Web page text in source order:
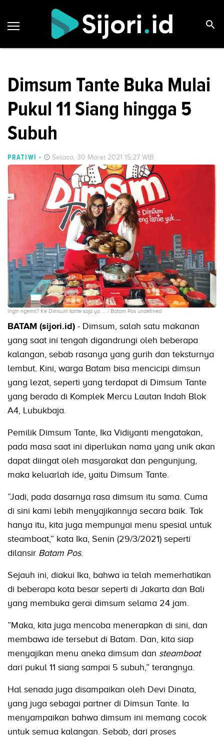
Dimsum Tante Buka Mulai
Pukul 11 Siang hingga 5
Subuh
PRATIWI - Selasa, 30 Maret 2021 15:27 WIB
Ingin ngemil? Ke Dimsum tante saja ya ... / Batam Pos undefined
BATAM (sijori.id) - Dimsum, salah satu makanan
yang saat ini tengah digandrungi oleh beberapa
kalangan, sebab rasanya yang gurih dan teksturnya
lembut. Kini, warga Batam bisa mencicipi dimsun
yang lezat, seperti yang terdapat di Dimsum Tante
yang berada di Komplek Mercu Lautan Indah Blok
A4, Lubukbaja.
Pemilik Dimsum Tante, Ika Vidiyanti mengatakan,
pada masa saat ini diperlukan nama yang unik akan
dapat diingat oleh masyarakat dan pengunjung,
maka keluarlah ide, yaitu Dimsum Tante.
”Jadi, pada dasarnya rasa dimsum itu sama. Cuma
di sini kami lebih menyajikannya secara baik. Tak
hanya itu, kita juga mempunyai menu spesial untuk
steamboat,” kata Ika, Senin (29/3/2021) seperti
dilansir Batam Pos.
Sejauh ini, diakui Ika, bahwa ia telah memerhatikan
di beberapa kota besar seperti di Jakarta dan Bali
yang membuka gerai dimsum selama 24 jam.
”Maka, kita juga mencoba menerapkan di sini, dan
membawa ide tersebut di Batam. Dan, kita siap
menyajikan menu aneka dimsum dan steamboat
dari pukul 11 siang sampai 5 subuh,” terangnya.
Hal senada juga disampaikan oleh Devi Dinata,
yang juga sebagai partner di Dimsun Tante. Ia
menyampaikan bahwa dimsum ini memang cocok
untuk semua kalangan. Sebab, dari proses